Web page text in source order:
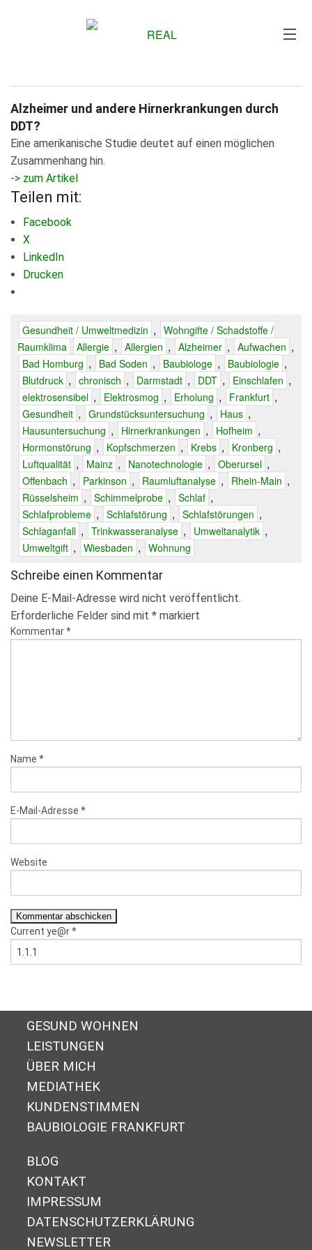
Alzheimer und andere Hirnerkrankungen durch
DDT?
Eine amerikanische Studie deutet auf einen möglichen
Zusammenhang hin.
-> zum Artikel
Teilen mit:
Facebook
X
LinkedIn
Drucken
Gesundheit / Umweltmedizin , Wohngifte / Schadstoffe /
Raumklima
Allergie , Allergien , Alzheimer , Aufwachen ,
Bad Homburg , Bad Soden , Baubiologe , Baubiologie ,
Blutdruck , chronisch , Darmstadt , DDT , Einschlafen ,
elektrosensibel , Elektrosmog , Erholung , Frankfurt ,
Gesundheit , Grundstücksuntersuchung , Haus ,
Hausuntersuchung , Hirnerkrankungen , Hofheim ,
Hormonstörung , Kopfschmerzen , Krebs , Kronberg ,
Luftqualität , Mainz , Nanotechnologie , Oberursel ,
Offenbach , Parkinson , Raumluftanalyse , Rhein-Main ,
Rüsselsheim , Schimmelprobe , Schlaf ,
Schlafprobleme , Schlafstörung , Schlafstörungen ,
Schlaganfall , Trinkwasseranalyse , Umweltanalytik ,
Umweltgift , Wiesbaden , Wohnung
Schreibe einen Kommentar
Deine E-Mail-Adresse wird nicht veröffentlicht.
Erforderliche Felder sind mit * markiert
Kommentar*
Name *
E-Mail-Adresse *
Website
Current ye@r*
GESUND WOHNEN
LEISTUNGEN
ÜBER MICH
MEDIATHEK
KUNDENSTIMMEN
BAUBIOLOGIE FRANKFURT
BLOG
KONTAKT
IMPRESSUM
DA­TEN­SCHUTZ­ER­KLÄ­RUNG
NEWSLETTER